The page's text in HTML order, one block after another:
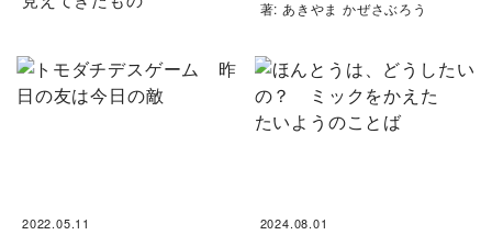
著: あきやま かぜさぶろう
2022.05.11 2024.08.01